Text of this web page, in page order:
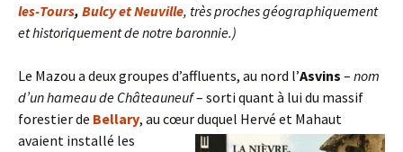
les-Tours, Bulcy et Neuville, très proches géographiquement
et historiquement de notre baronnie.)
Le Mazou a deux groupes d’affluents, au nord l’Asvins – nom
d’un hameau de Châteauneuf– sorti quant à lui du massif
forestier de Bellary, au cœur duquel Hervé et Mahaut
avaient installé les